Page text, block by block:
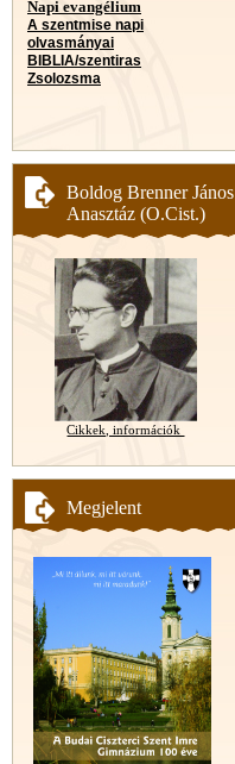
Napi evangélium
A szentmise napi
olvasmányai
BIBLIA/szentiras
Zsolozsma
Boldog Brenner János
Anasztáz (O.Cist.)
Cikkek, információk
Megjelent